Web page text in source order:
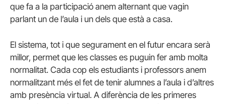
que fa a la participació anem alternant que vagin
parlant un de l’aula i un dels que està a casa.
El sistema, tot i que segurament en el futur encara serà
millor, permet que les classes es puguin fer amb molta
normalitat. Cada cop els estudiants i professors anem
normalitzant més el fet de tenir alumnes a l’aula i d’altres
amb presència virtual. A diferència de les primeres